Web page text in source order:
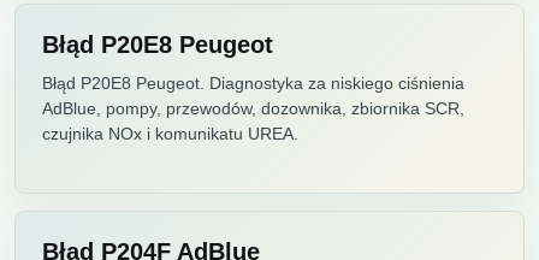
Błąd P20E8 Peugeot
Błąd P20E8 Peugeot. Diagnostyka za niskiego ciśnienia
AdBlue, pompy, przewodów, dozownika, zbiornika SCR,
czujnika NOx i komunikatu UREA.
Błąd P204F AdBlue